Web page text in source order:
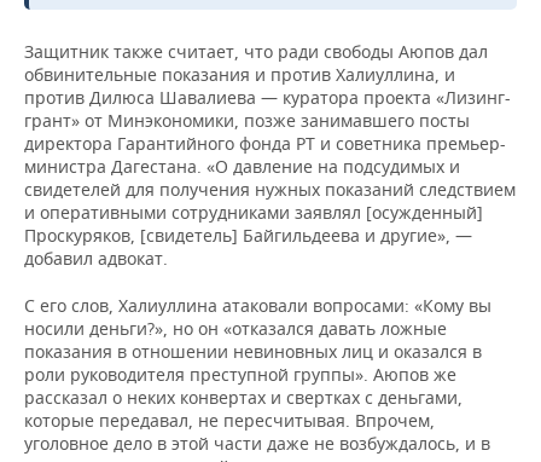
Защитник также считает, что ради свободы Аюпов дал
обвинительные показания и против Халиуллина, и
против Дилюса Шавалиева — куратора проекта «Лизинг-
грант» от Минэкономики, позже занимавшего посты
директора Гарантийного фонда РТ и советника премьер-
министра Дагестана. «О давление на подсудимых и
свидетелей для получения нужных показаний следствием
и оперативными сотрудниками заявлял [осужденный]
Проскуряков, [свидетель] Байгильдеева и другие», —
добавил адвокат.
С его слов, Халиуллина атаковали вопросами: «Кому вы
носили деньги?», но он «отказался давать ложные
показания в отношении невиновных лиц и оказался в
роли руководителя преступной группы». Аюпов же
рассказал о неких конвертах и свертках с деньгами,
которые передавал, не пересчитывая. Впрочем,
уголовное дело в этой части даже не возбуждалось, и в